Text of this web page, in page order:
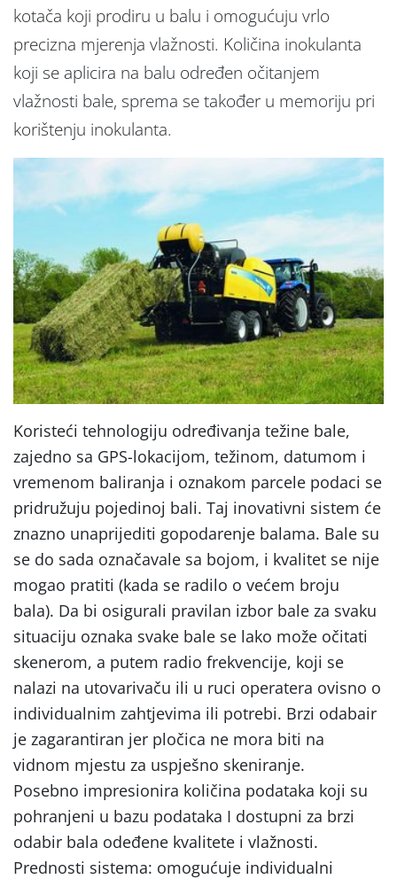
kotača koji prodiru u balu i omogućuju vrlo
precizna mjerenja vlažnosti. Količina inokulanta
koji se aplicira na balu određen očitanjem
vlažnosti bale, sprema se također u memoriju pri
korištenju inokulanta.
Koristeći tehnologiju određivanja težine bale,
zajedno sa GPS-lokacijom, težinom, datumom i
vremenom baliranja i oznakom parcele podaci se
pridružuju pojedinoj bali. Taj inovativni sistem će
znazno unaprijediti gopodarenje balama. Bale su
se do sada označavale sa bojom, i kvalitet se nije
mogao pratiti (kada se radilo o većem broju
bala). Da bi osigurali pravilan izbor bale za svaku
situaciju oznaka svake bale se lako može očitati
skenerom, a putem radio frekvencije, koji se
nalazi na utovarivaču ili u ruci operatera ovisno o
individualnim zahtjevima ili potrebi. Brzi odabair
je zagarantiran jer pločica ne mora biti na
vidnom mjestu za uspješno skeniranje.
Posebno impresionira količina podataka koji su
pohranjeni u bazu podataka I dostupni za brzi
odabir bala odeđene kvalitete i vlažnosti.
Prednosti sistema: omogućuje individualni